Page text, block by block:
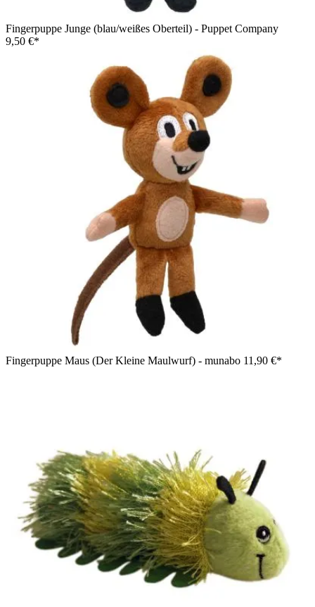
Fingerpuppe Junge (blau/weißes Oberteil) - Puppet Company
9,50 €*
Fingerpuppe Maus (Der Kleine Maulwurf) - munabo 11,90 €*